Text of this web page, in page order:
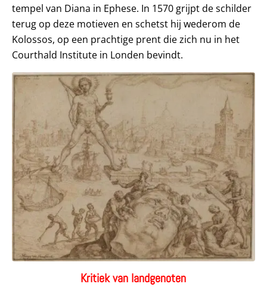
tempel van Diana in Ephese. In 1570 grijpt de schilder
terug op deze motieven en schetst hij wederom de
Kolossos, op een prachtige prent die zich nu in het
Courthald Institute in Londen bevindt.
Kritiek van landgenoten